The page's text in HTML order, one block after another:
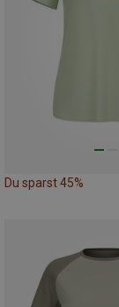
Du sparst 45%